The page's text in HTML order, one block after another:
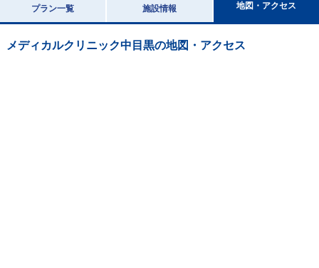
プラン一覧 施設情報 地図・アクセス
メディカルクリニック中目黒の地図・アクセス